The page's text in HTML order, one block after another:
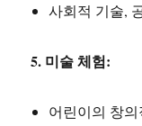
사회적 기술,
5. 미술 체험:
어린이의 창